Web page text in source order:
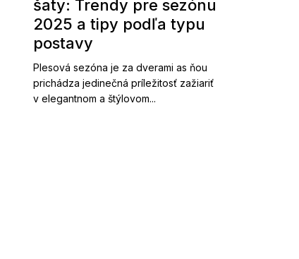
šaty: Trendy pre sezónu
2025 a tipy podľa typu
postavy
Plesová sezóna je za dverami as ňou
prichádza jedinečná príležitosť zažiariť
v elegantnom a štýlovom...